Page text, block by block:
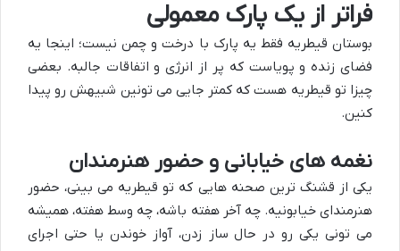
فراتر از یک پارک معمولی
بوستان قیطریه فقط یه پارک با درخت و چمن نیست؛ اینجا یه
فضای زنده و پویاست که پر از انرژی و اتفاقات جالبه. بعضی
چیزا تو قیطریه هست که کمتر جایی می تونین شبیهش رو پیدا
کنین.
نغمه های خیابانی و حضور هنرمندان
یکی از قشنگ ترین صحنه هایی که تو قیطریه می بینی، حضور
هنرمندای خیابونیه. چه آخر هفته باشه، چه وسط هفته، همیشه
می تونی یکی رو در حال ساز زدن، آواز خوندن یا حتی اجرای